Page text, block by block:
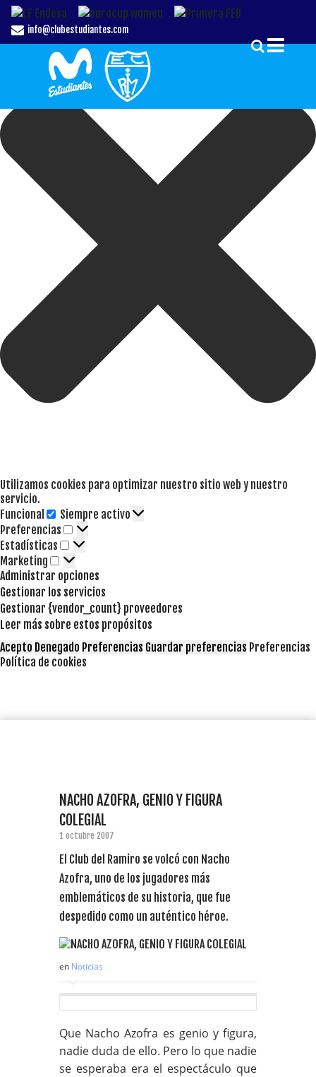
Gestionar el Consentimiento de las Cookies
Utilizamos cookies para optimizar nuestro sitio web y nuestro
servicio.
Funcional
Funcional
Siempre activo
Preferencias
Preferencias
Estadísticas Estadísticas
Marketing Marketing
Administrar opciones
Gestionar los servicios
Gestionar {vendor_count} proveedores
Leer más sobre estos propósitos
Acepto Denegado Preferencias Guardar preferencias Preferencias
Política de cookies
info@clubestudiantes.com
NACHO AZOFRA, GENIO Y FIGURA
COLEGIAL
1 octubre 2007
El Club del Ramiro se volcó con Nacho
Azofra, uno de los jugadores más
emblemáticos de su historia, que fue
despedido como un auténtico héroe.
en Noticias
Que Nacho Azofra es genio y figura,
nadie duda de ello. Pero lo que nadie
se esperaba era el espectáculo que